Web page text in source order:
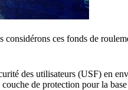
ces fonds de
des utilisateurs (USF) en
de protection pour la